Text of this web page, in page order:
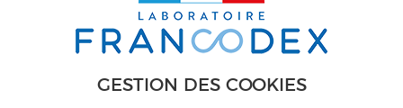
GESTION DES COOKIES
Sujet